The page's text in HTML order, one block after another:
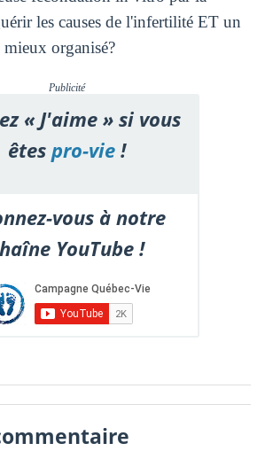
les causes de l'infertilité ET un
organisé?
Publicité
« J'aime » si vous
êtespro-vie!
vous à notre
YouTube !